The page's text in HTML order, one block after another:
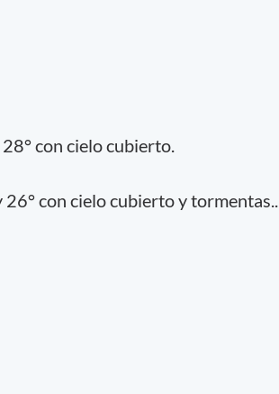
con cielo cubierto.
con cielo cubierto y tormentas..